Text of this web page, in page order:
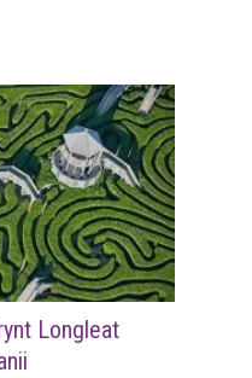
Longleat